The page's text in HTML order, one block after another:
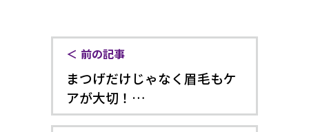
前の記事
まつげだけじゃなく眉毛もケ
アが大切！…